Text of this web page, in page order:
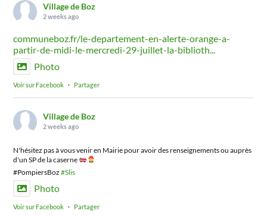
Village de Boz
2 weeks ago
communeboz.fr/le-departement-en-alerte-orange-a-
partir-de-midi-le-mercredi-29-juillet-la-biblioth...
Photo
Voir sur Facebook · Partager
Village de Boz
2 weeks ago
N'hésitez pas à vous venir en Mairie pour avoir des renseignements ou auprès
d'un SP de la caserne
#PompiersBoz#Slis
Photo
Voir sur Facebook · Partager